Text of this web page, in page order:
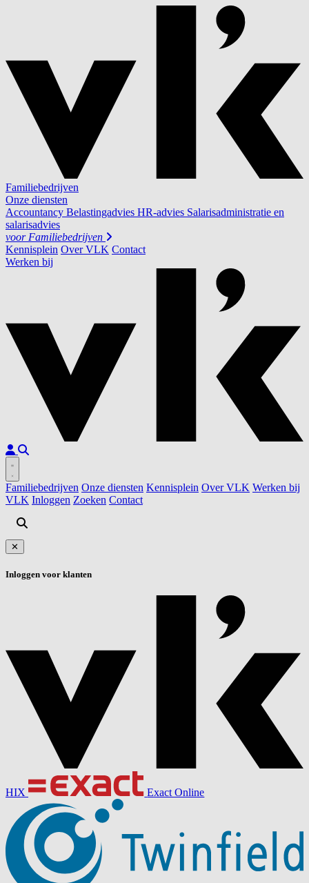
Familiebedrijven
Onze diensten
Accountancy Belastingadvies HR-advies Salarisadministratie en
salarisadvies
voor Familiebedrijven
Kennisplein Over VLK Contact
Werken bij
Familiebedrijven Onze diensten Kennisplein Over VLK Werken bij
VLK Inloggen Zoeken Contact
✕
Inloggen voor klanten
HIX Exact Online